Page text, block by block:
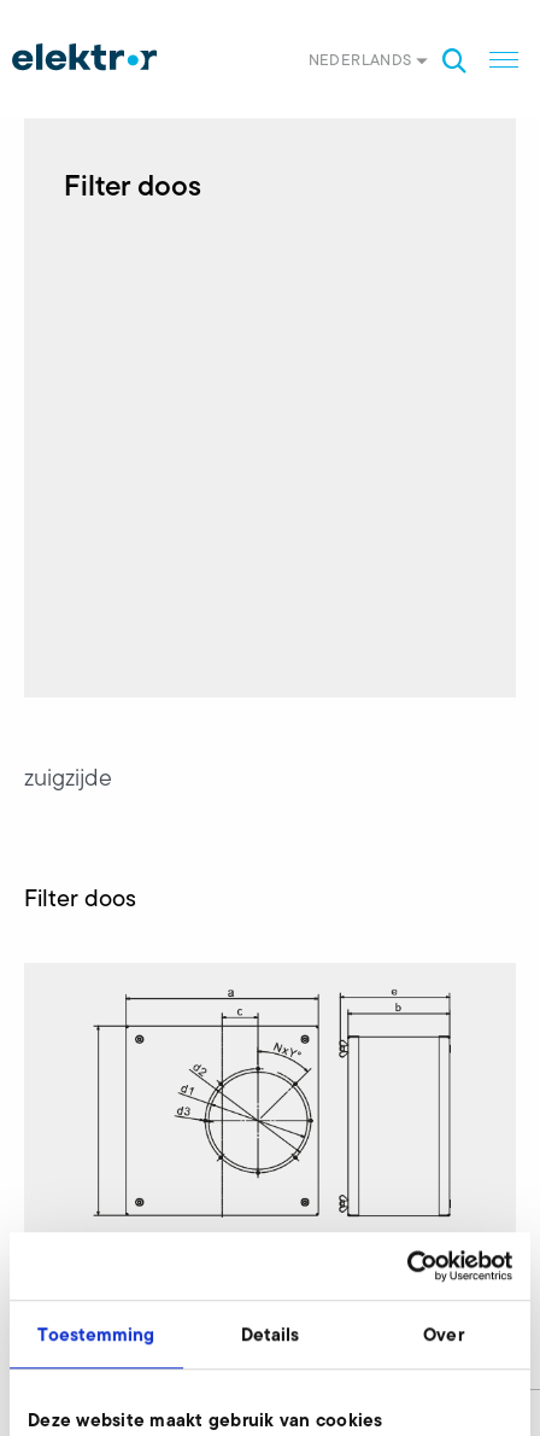
Toestemming Details Over
Deze website maakt gebruik van cookies
NEDERLANDS
Filter doos
zuigzijde
Filter doos
S-MP 710/70
d1
d2
325